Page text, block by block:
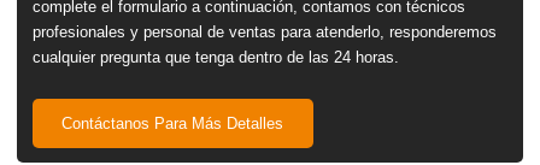
complete el formulario a continuación, contamos con técnicos
profesionales y personal de ventas para atenderlo, responderemos
cualquier pregunta que tenga dentro de las 24 horas.
Contáctanos Para Más Detalles